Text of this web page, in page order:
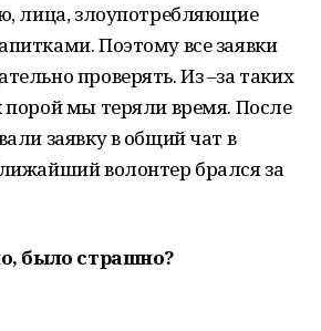
лица, злоупотребляющие
Поэтому все заявки
проверять. Из –за таких
порой мы теряли время. После
заявку в общий чат в
волонтер брался за
было страшно?